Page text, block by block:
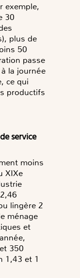
exemple,
30
plus de
50
passe
la journée
ce qui
productifs
service
moins
XIXe
lingère 2
ménage
et
350
1,43 et 1